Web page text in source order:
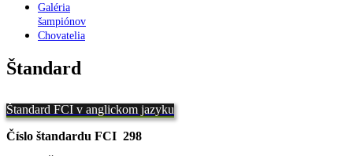
Galéria
šampiónov
Chovatelia
Štandard
Štandard FCI v anglickom jazyku
Číslo štandardu FCI 298